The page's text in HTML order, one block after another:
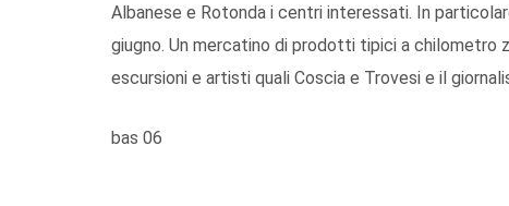
Albanese e Rotonda i centri interessati. In
giugno. Un mercatino di prodotti tipici a chilometro
escursioni e artisti quali Coscia e Trovesi e il
bas 06